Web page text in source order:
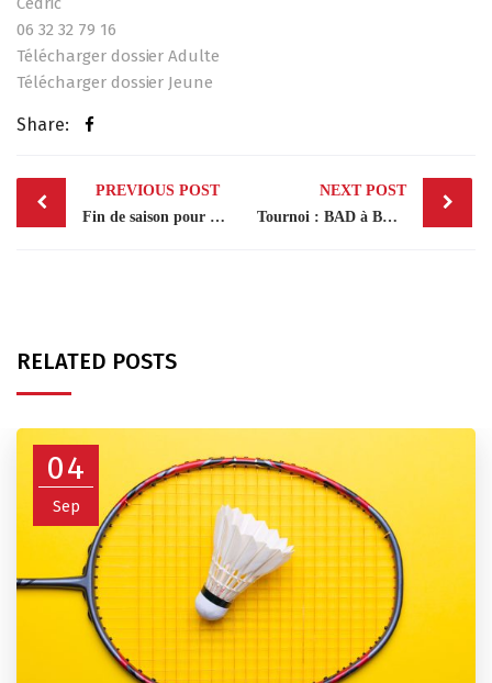
06 32 32 79 16
Télécharger dossierAdulte
Télécharger dossier Jeune
Share:
Post
navigation
PREVIOUS POST
Fin de saison pour nos équipes d interclub. Cette année 2 équipes engagées. > Éq…
NEXT POST
Tournoi : BAD à BOURG – Le 05 mai 2024
RELATED POSTS
04
Sep